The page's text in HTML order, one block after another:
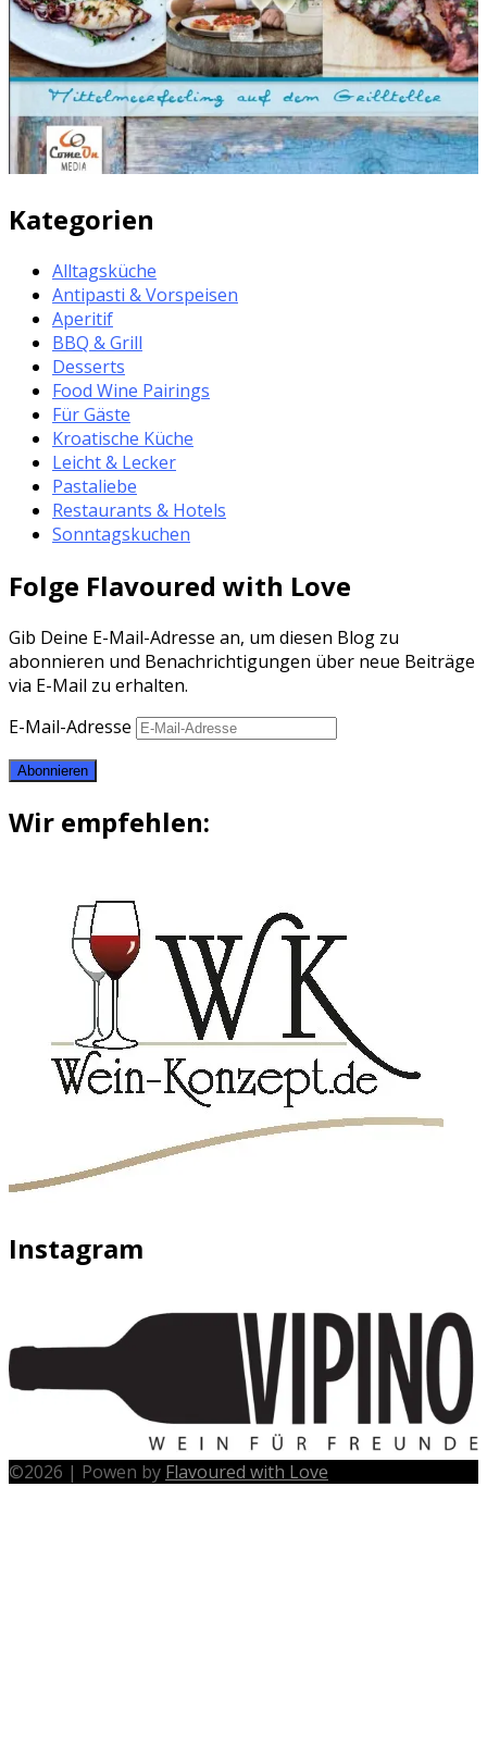
Kategorien
Alltagsküche
Antipasti & Vorspeisen
Aperitif
BBQ & Grill
Desserts
Food Wine Pairings
Für Gäste
Kroatische Küche
Leicht & Lecker
Pastaliebe
Restaurants & Hotels
Sonntagskuchen
Folge Flavoured with Love
Gib Deine E-Mail-Adresse an, um diesen Blog zu
abonnieren und Benachrichtigungen über neue Beiträge
via E-Mail zu erhalten.
E-Mail-Adresse
Abonnieren
Wir empfehlen:
Instagram
©2026 | Powen by Flavoured with Love